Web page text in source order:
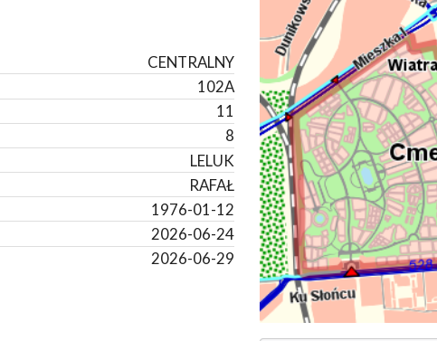
CENTRALNY
102A
11
8
LELUK
RAFAŁ
1976-01-12
2026-06-24
2026-06-29